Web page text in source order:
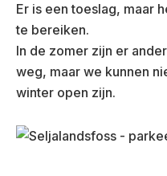
Er is een toeslag, maar
te bereiken.
In de zomer zijn er
weg, maar we kunnen
winter open zijn.